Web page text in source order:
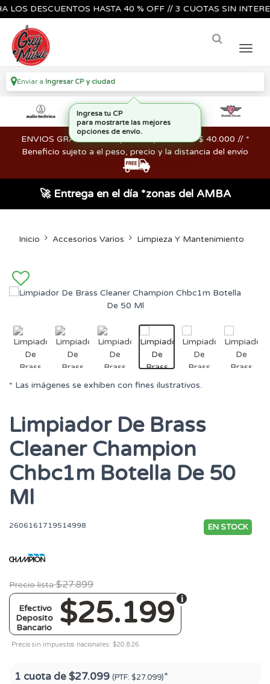
DESCUENTOS HASTA 40 % OFF // 3 CUOTAS SIN
Enviar a Ingresar CP y ciudad
ENVIOS GRATIS en compras mayores a los $ 40.000 // *
Beneficio sujeto a el peso, precio y la distancia del envío
🚀 Entrega en el día *zonas del AMBA
Inicio Accesorios Varios Limpieza Y Mantenimiento
* Las imágenes se exhiben con fines ilustrativos.
Limpiador De Brass
Cleaner Champion
Chbc1m Botella De 50
Ml
2606161719514998 EN STOCK
Precio lista $27.899
$25.199
Efectivo
Deposito
Bancario
Precio sin impuestos nacionales: $20.826
1 cuota de$27.099 (PTF: $27.099)*